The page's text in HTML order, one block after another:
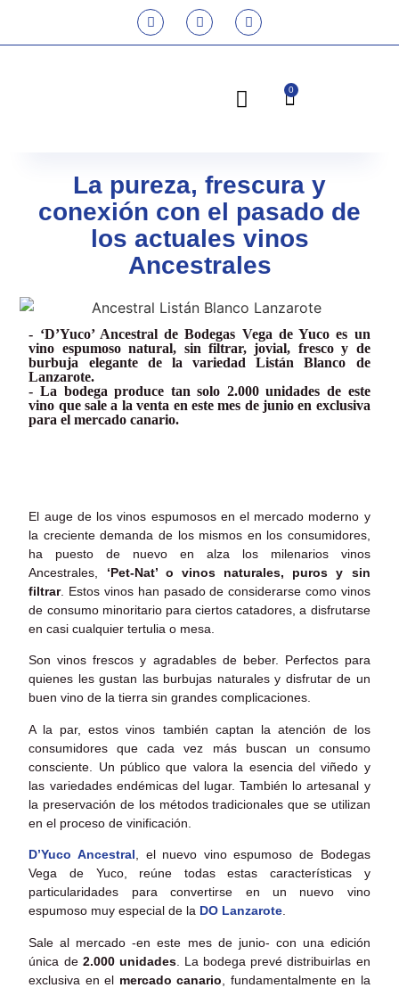
0
La pureza, frescura y
conexión con el pasado de
los actuales vinos
Ancestrales
- ‘D’Yuco’ Ancestral de Bodegas Vega de Yuco es un
vino espumoso natural, sin filtrar, jovial, fresco y de
burbuja elegante de la variedad Listán Blanco de
Lanzarote.
- La bodega produce tan solo 2.000 unidades de este
vino que sale a la venta en este mes de junio en exclusiva
para el mercado canario.
El auge de los vinos espumosos en el mercado moderno y
la creciente demanda de los mismos en los consumidores,
ha puesto de nuevo en alza los milenarios vinos
Ancestrales,
‘Pet-Nat’ o vinos naturales, puros y sin
filtrar. Estos vinos han pasado de considerarse como vinos
de consumo minoritario para ciertos catadores, a disfrutarse
en casi cualquier tertulia o mesa.
Son vinos frescos y agradables de beber. Perfectos para
quienes les gustan las burbujas naturales y disfrutar de un
buen vino de la tierra sin grandes complicaciones.
A la par, estos vinos también captan la atención de los
consumidores que cada vez más buscan un consumo
consciente. Un público que valora la esencia del viñedo y
las variedades endémicas del lugar. También lo artesanal y
la preservación de los métodos tradicionales que se utilizan
en el proceso de vinificación.
D’Yuco Ancestral , el nuevo vino espumoso de Bodegas
Vega de Yuco, reúne todas estas características y
particularidades para convertirse en un nuevo vino
espumoso muy especial de la DO Lanzarote
Sale al mercado -en este mes de junio- con una edición
única de2.000 unidades. La bodega prevé distribuirlas en
exclusiva en el mercado canario , fundamentalmente en la